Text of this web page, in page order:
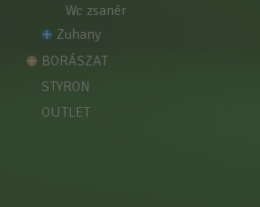
wc zsanér
zuhany
BORÁSZAT
STYRON
OUTLET